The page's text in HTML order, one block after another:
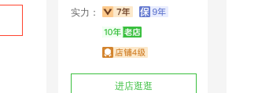
实力：
进店逛逛
河南采购商(2348) 联系了该商家